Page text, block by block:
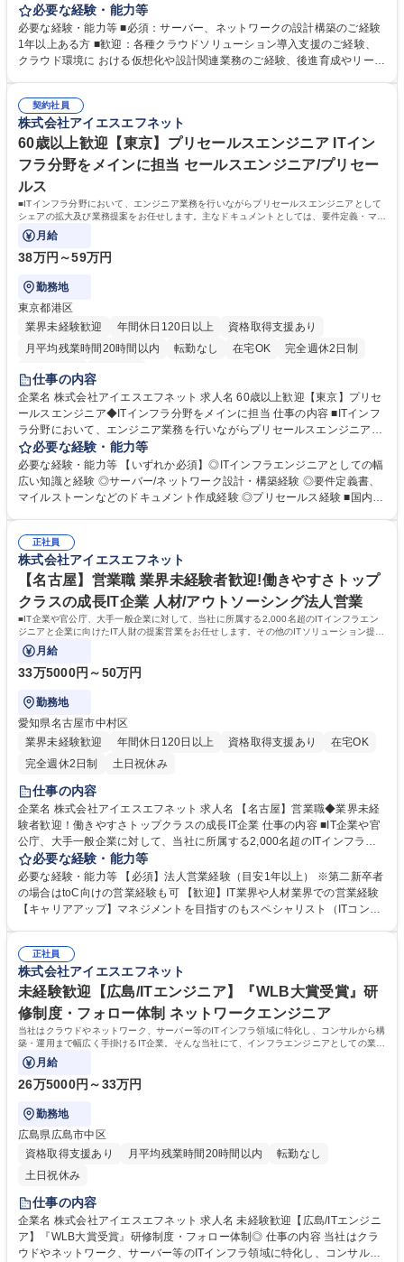
的には、AWS・Azure等クラウド環境の設計構築、国内外企業の技術支
援、セキュリティソリューションの導入支援などに参画します。 要件ヒア
リングからテスト、リリース対応まで一貫して携わることで、 まずはイン
フラのスペシャリストとしての高度な技術力を身につけて いただきます。
が整っています。 募集職種 【沼津市/インフラエンジニア】プリセールス
候補/成長支援充実/働きやすさ◎
必要な経験・能力等
必要な経験・能力等 ■必須：サーバー、ネットワークの設計構築のご経験
1年以上ある方 ■歓迎：各種クラウドソリューション導入支援のご経験、
クラウド環境に おける仮想化や設計関連業務のご経験、後進育成やリーダ
3）を展開しています。 ・グループで100以上のプロジェクトが稼働して
います。クライアントは、 国内外大手メーカー、金融機関、情報通信、商
社、官公庁など上場企業を中心に常時600社を超えています。 学歴・資格
学歴：大学院 大学 高専 短大 専修学校 高校 語学力： 資格：
契約社員
株式会社アイエスエフネット
60歳以上歓迎【東京】プリセールスエンジニア ITイン
フラ分野をメインに担当 セールスエンジニア/プリセー
ルス
■ITインフラ分野において、エンジニア業務を行いながらプリセールスエンジニアとして
シェアの拡大及び業務提案をお任せします。主なドキュメントとしては、要件定義・マイ
ルストーン・BoMがございます。
月給
38万円～59万円
勤務地
東京都港区
業界未経験歓迎
年間休日120日以上
資格取得支援あり
月平均残業時間20時間以内
転勤なし 在宅OK
完全週休2日制
土日祝休み
仕事の内容
企業名 株式会社アイエスエフネット 求人名 60歳以上歓迎【東京】プリセ
ールスエンジニア◆ITインフラ分野をメインに担当 仕事の内容 ■ITインフ
ラ分野において、エンジニア業務を行いながらプリセールスエンジニアと
してシェアの拡大及び業務提案をお任せします。主なドキュメントとして
は、要件定義・マイルストーン・BoMがございます。 【具体的には】◎
実際に検証環境を構築しお客様へ提案・受注、その後の設計・構築から運
用までの対応 ◎インフラエンジニアとして設計構築を対応しながら、お客
ジニアに対して、案件を通じて今までのご経験を伝えていただくことで育
成などもお願いしたいと考えております。 募集職種 60歳以上歓迎【東
京】プリセールスエンジニア◆ITインフラ分野をメインに担当
必要な経験・能力等
必要な経験・能力等 【いずれか必須】◎ITインフラエンジニアとしての幅
広い知識と経験 ◎サーバー/ネットワーク設計・構築経験 ◎要件定義書、
マイルストーンなどのドキュメント作成経験 ◎プリセールス経験 ■国内の
カンボジア、バングラデシュなど ※海外案件の場合は下記の要件も満たす
必要がございます。 ＜言語要件＞日本語と英語でメール、チャット、電
話、ドキュメント作成、会議でのソリューション説明といったプリセール
スに関わる業務ができること。 学歴・資格 学歴：大学院 大学 高専 短大
専修学校 高校 語学力： 資格：
正社員
株式会社アイエスエフネット
【名古屋】営業職 業界未経験者歓迎!働きやすさトップ
クラスの成長IT企業 人材/アウトソーシング法人営業
■IT企業や官公庁、大手一般企業に対して、当社に所属する2,000名超のITインフラエン
ジニアと企業に向けたIT人財の提案営業をお任せします。その他のITソリューション提案
から案件獲得等も担っていただきます。
月給
33万5000円～50万円
勤務地
愛知県名古屋市中村区
業界未経験歓迎
年間休日120日以上 資格取得支援あり
在宅OK
完全週休2日制
土日祝休み
仕事の内容
企業名 株式会社アイエスエフネット 求人名 【名古屋】営業職◆業界未経
験者歓迎！働きやすさトップクラスの成長IT企業 仕事の内容 ■IT企業や官
公庁、大手一般企業に対して、当社に所属する2,000名超のITインフラエ
ンジニアと企業に向けたIT人財の提案営業をお任せします。その他のITソ
リューション提案から案件獲得等も担っていただきます。 【人財ソリュー
ション営業】ニーズヒアリングから提案、クロージング、契約後のアップ
セルなどを行います。自社所属のエンジニアのスキル、キャリアパスなど
業】プリセールスと協力し、顧客課題のヒアリングから提案、見積作成、
クロージング、発注・検収処理等行います。 募集職種 【名古屋】営業職
◆業界未経験者歓迎！働きやすさトップクラスの成長IT企業
必要な経験・能力等
必要な経験・能力等 【必須】法人営業経験（目安1年以上） ※第二新卒者
の場合はtoC向けの営業経験も可 【歓迎】IT業界や人材業界での営業経験
【キャリアアップ】マネジメントを目指すのもスペシャリスト（ITコンサ
（具体例）】 1年目：人材提案を中心に営業活動 2年目：上記＋ソリュー
ションの営業活動 3年目以降：コンサルタントorマネジメント 学歴・資格
学歴：大学院 大学 高専 短大 専修学校 高校 語学力： 資格：
正社員
株式会社アイエスエフネット
未経験歓迎【広島/ITエンジニア】『WLB大賞受賞』研
修制度・フォロー体制 ネットワークエンジニア
当社はクラウドやネットワーク、サーバー等のITインフラ領域に特化し、コンサルから構
築・運用まで幅広く手掛けるIT企業。そんな当社にて、インフラエンジニアとしての業務
をご担当いただきます。
月給
26万5000円～33万円
勤務地
広島県広島市中区
資格取得支援あり
月平均残業時間20時間以内
転勤なし
土日祝休み
仕事の内容
企業名 株式会社アイエスエフネット 求人名 未経験歓迎【広島/ITエンジニ
ア】『WLB大賞受賞』研修制度・フォロー体制◎ 仕事の内容 当社はクラ
ウドやネットワーク、サーバー等のITインフラ領域に特化し、コンサルか